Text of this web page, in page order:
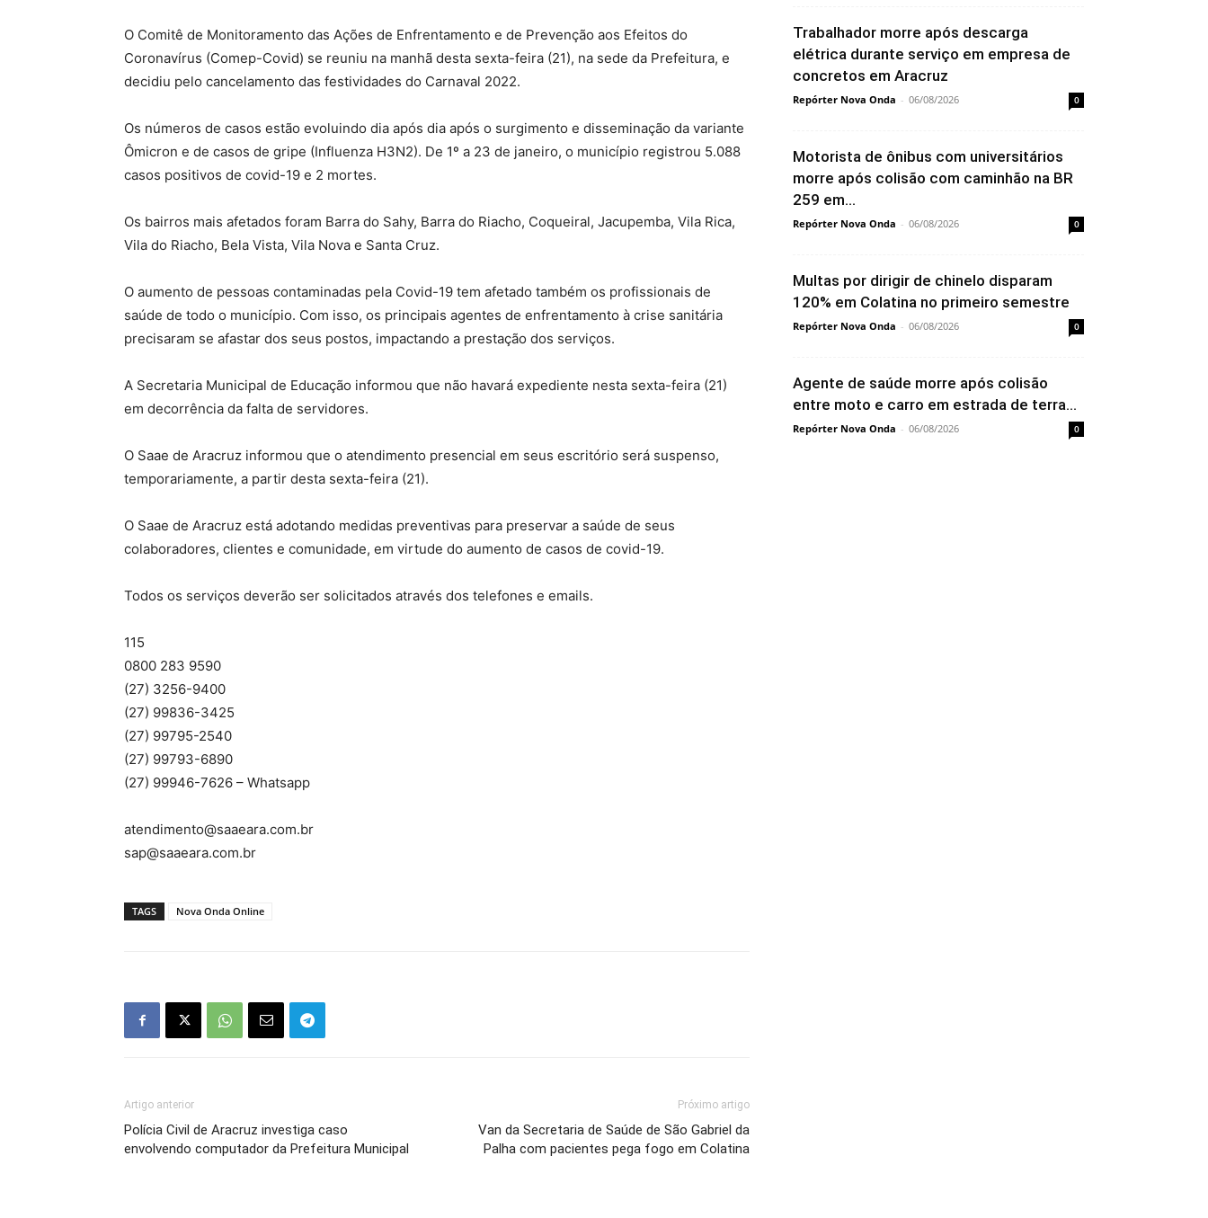
O Comitê de Monitoramento das Ações de Enfrentamento e de Prevenção aos Efeitos do
Coronavírus (Comep-Covid) se reuniu na manhã desta sexta-feira (21), na sede da Prefeitura, e
decidiu pelo cancelamento das festividades do Carnaval 2022.
Os números de casos estão evoluindo dia após dia após o surgimento e disseminação da variante
Ômicron e de casos de gripe (Influenza H3N2). De 1º a 23 de janeiro, o município registrou 5.088
casos positivos de covid-19 e 2 mortes.
Os bairros mais afetados foram Barra do Sahy, Barra do Riacho, Coqueiral, Jacupemba, Vila Rica,
Vila do Riacho, Bela Vista, Vila Nova e Santa Cruz.
O aumento de pessoas contaminadas pela Covid-19 tem afetado também os profissionais de
saúde de todo o município. Com isso, os principais agentes de enfrentamento à crise sanitária
precisaram se afastar dos seus postos, impactando a prestação dos serviços.
A Secretaria Municipal de Educação informou que não havará expediente nesta sexta-feira (21)
em decorrência da falta de servidores.
O Saae de Aracruz informou que o atendimento presencial em seus escritório será suspenso,
temporariamente, a partir desta sexta-feira (21).
O Saae de Aracruz está adotando medidas preventivas para preservar a saúde de seus
colaboradores, clientes e comunidade, em virtude do aumento de casos de covid-19.
Todos os serviços deverão ser solicitados através dos telefones e emails.
115
0800 283 9590
(27) 3256-9400
(27) 99836-3425
(27) 99795-2540
(27) 99793-6890
(27) 99946-7626 – Whatsapp
atendimento@saaeara.com.br
sap@saaeara.com.br
TAGS Nova Onda Online
Artigo anterior
Polícia Civil de Aracruz investiga caso
envolvendo computador da Prefeitura Municipal
Próximo artigo
Van da Secretaria de Saúde de São Gabriel da
Palha com pacientes pega fogo em Colatina
Trabalhador morre após descarga
elétrica durante serviço em empresa de
concretos em Aracruz
Repórter Nova Onda - 06/08/2026 0
Motorista de ônibus com universitários
morre após colisão com caminhão na BR
259 em...
Repórter Nova Onda - 06/08/2026 0
Multas por dirigir de chinelo disparam
120% em Colatina no primeiro semestre
Repórter Nova Onda - 06/08/2026 0
Agente de saúde morre após colisão
entre moto e carro em estrada de terra...
Repórter Nova Onda - 06/08/2026 0